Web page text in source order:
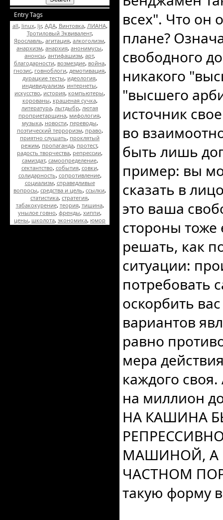
Entry Tags
all, linux, ljr, АДА, Винтовка, ЛИАНА,
Тротиловый Эквивалент,
Ярославль, агитация, алкоголизм,
анархизм, анархия, анонимусы,
анонсы, антифашизм, арт,
благодарности, возмездие, война,
гнозис, говноблоги, демотивация,
дурацкие тесты, идеология,
индивидуализм, интернеты,
искусство, история, компьютеры,
корованы, крашеная сучка,
литература, лытдыбр, лютая
проприетарщина, мифология,
музыка, новости, переводы,
поэтический терроризм, право,
приятно слушать, проклятый
режим, пропаганда, протест,
радость творчества, репрессии,
самиздат, самоопределение,
сектантство, события, совки,
солидарность, сопротивление,
социализм, справедливые
вопросы, средства и цель, ссылки,
статистика, стратегия,
табакокурение, теория, тишина,
унылое говно, френды, хиппи,
цены, школота, экономика, юмор
всех". Что он
плане?
свободного
никакого
"высшего
источник
во
быть лишь
пример: вы
сказать в
это ваша
стороны тоже
решать, как
ситуации:
потребовать
оскорбить
вариантов
равно
мера
каждого
на миллион
НА КАШИНА
МАШИНОЙ, А
ЧАСТНОМ
такую форму